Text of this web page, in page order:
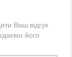
Ваш відгук
його